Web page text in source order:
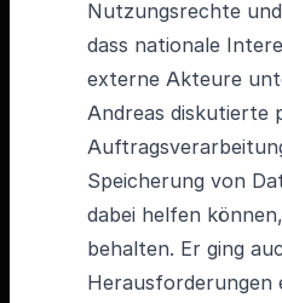
Nutzungsrechte
dass nationale
externe Akteure
Andreas diskutierte
Speicherung von
dabei helfen
behalten. Er ging
Herausforderungen